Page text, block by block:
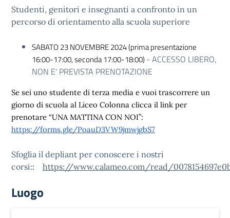
Studenti, genitori e insegnanti a confronto in un
percorso di orientamento alla scuola superiore
SABATO 23 NOVEMBRE 2024(prima presentazione
16:00-17:00, seconda 17:00-18:00) - ACCESSO LIBERO,
NON E' PREVISTA PRENOTAZIONE
Se sei uno studente di terza media e vuoi trascorrere un
giorno di scuola al Liceo Colonna clicca il link per
prenotare “UNA MATTINA CON NOI”:
https://forms.gle/PoauD3VW9jmwjgbS7
Sfoglia il depliant per conoscere i nostri
corsi:: https://www.calameo.com/read/
Luogo